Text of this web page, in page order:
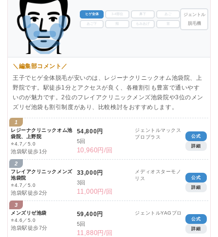
ヒゲ全体 3-4部位 鼻下 あご
あご下 もみあげ
ジェントル
脱毛機
＼編集部コメント／
王子でヒゲ全体脱毛が安いのは、レジーナクリニックオム池袋院、上
野院です。駅徒歩1分とアクセスが良く、各種割引も豊富で通いやす
いのが魅力です。2位のフレイアクリニックメンズ池袋院や3位のメン
ズリゼ池袋も割引制度があり、比較検討をおすすめします。
1
レジーナクリニックオム池
袋院、上野院
⭐4.7／5.0
池袋駅徒歩1分
54,800円
5回
10,960円/回
ジェントルマックス
プロプラス
公式
詳細
2
フレイアクリニックメンズ
池袋院
⭐4.7／5.0
池袋駅徒歩2分
33,000円
3回
11,000円/回
メディオスターモノ
リス
公式
詳細
3
メンズリゼ池袋
⭐4.6／5.0
池袋駅徒歩7分
59,400円
5回
11,880円/回
ジェントルYAGプロ
公式
詳細